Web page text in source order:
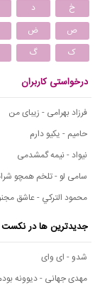
خ
د
ص
ض
ک
گ
درخواستی کاربران
فرزاد بهرامی - زیبای من
حامیم - یکیو دارم
نیواد - نیمه گمشدمی
سامی لو - تلخم همچو
محمود التركي - عاشق
جدیدترین ها در
شدو - ای وای
مهدی جهانی - دیوونه